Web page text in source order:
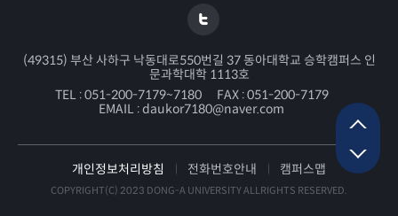
(49315) 부산 사하구 낙동대로550번길 37 동아대학교 승학캠퍼스 인
문과학대학 1113호
TEL :051-200-7179~7180 FAX :051-200-7179
EMAIL :daukor7180@naver.com
개인정보처리방침 전화번호안내 캠퍼스맵
COPYRIGHT(C) 2023 DONG-A UNIVERSITY ALLRIGHTS RESERVED.